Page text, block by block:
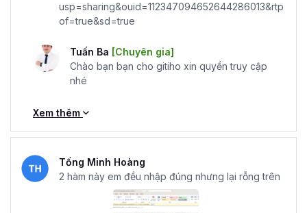
usp=sharing&ouid=112347094652644286013&rtp
of=true&sd=true
Tuấn Ba [Chuyên gia]
Chào bạn bạn cho gitiho xin quyền truy cập
nhé
Xem thêm
Tống Minh Hoàng
2 hàm này em đều nhập đúng nhưng lại rỗng trên